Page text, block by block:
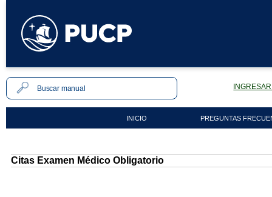
INICIO PREGUNTAS
Citas Examen Médico Obligatorio